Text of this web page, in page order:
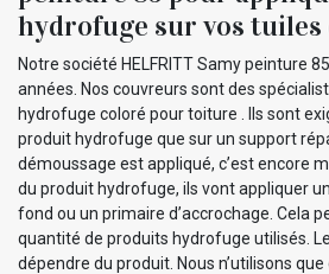
hydrofuge sur vos
Notre société HELFRITT Samy peinture
années. Nos couvreurs sont des
hydrofuge coloré pour toiture . Ils sont
produit hydrofuge que sur un support
démoussage est appliqué, c’est encore
du produit hydrofuge, ils vont appliquer
fond ou un primaire d’accrochage. Cela
quantité de produits hydrofuge utilisés.
dépendre du produit. Nous n’utilisons